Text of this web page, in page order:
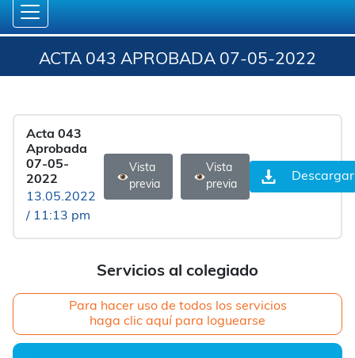
ACTA 043 APROBADA 07-05-2022
Servicios al colegiado
Para hacer uso de todos los servicios
haga clic aquí para loguearse
Acta 043
Aprobada
07-05-
2022
13.05.2022
/ 11:13 pm
Vista
previa
Vista
previa
Descargar